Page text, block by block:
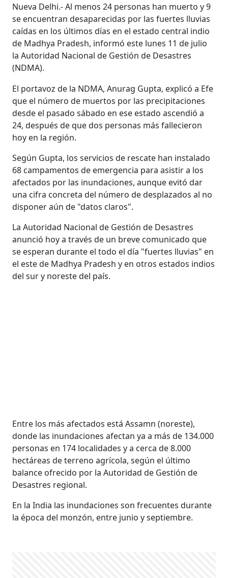
Nueva Delhi.- Al menos 24 personas han muerto y 9
se encuentran desaparecidas por las fuertes lluvias
caídas en los últimos días en el estado central indio
de Madhya Pradesh, informó este lunes 11 de julio
la Autoridad Nacional de Gestión de Desastres
(NDMA).
El portavoz de la NDMA, Anurag Gupta, explicó a Efe
que el número de muertos por las precipitaciones
desde el pasado sábado en ese estado ascendió a
24, después de que dos personas más fallecieron
hoy en la región.
Según Gupta, los servicios de rescate han instalado
68 campamentos de emergencia para asistir a los
afectados por las inundaciones, aunque evitó dar
una cifra concreta del número de desplazados al no
disponer aún de "datos claros".
La Autoridad Nacional de Gestión de Desastres
anunció hoy a través de un breve comunicado que
se esperan durante el todo el día "fuertes lluvias" en
el este de Madhya Pradesh y en otros estados indios
del sur y noreste del país.
Entre los más afectados está Assamn (noreste),
donde las inundaciones afectan ya a más de 134.000
personas en 174 localidades y a cerca de 8.000
hectáreas de terreno agrícola, según el último
balance ofrecido por la Autoridad de Gestión de
Desastres regional.
En la India las inundaciones son frecuentes durante
la época del monzón, entre junio y septiembre.